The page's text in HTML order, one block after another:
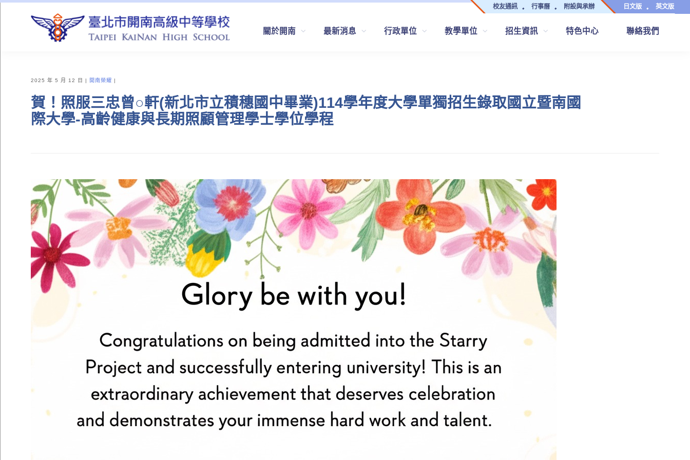
校友通訊 行事曆 附設與承辦 日文版 英文版
關於開南 最新消息 行政單位 教學單位 招生資訊 特色中心 聯絡我們
QUICK LINKS
2025 年 5 月 12 日 開南榮耀
賀！照服三忠曾○軒(新北市立積穗國中畢業)114學年度大學單獨招生錄取國立暨南國
際大學-高齡健康與長期照顧管理學士學位學程